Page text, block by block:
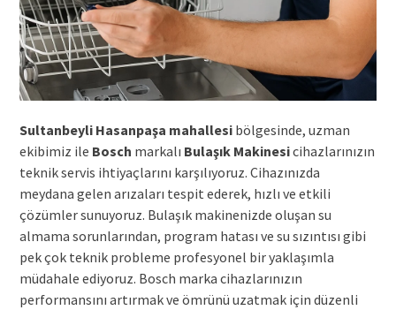
Sultanbeyli Hasanpaşa mahallesibölgesinde, uzman
ekibimiz ile Bosch markalı Bulaşık Makinesicihazlarınızın
teknik servis ihtiyaçlarını karşılıyoruz. Cihazınızda
meydana gelen arızaları tespit ederek, hızlı ve etkili
çözümler sunuyoruz. Bulaşık makinenizde oluşan su
almama sorunlarından, program hatası ve su sızıntısı gibi
pek çok teknik probleme profesyonel bir yaklaşımla
müdahale ediyoruz. Bosch marka cihazlarınızın
performansını artırmak ve ömrünü uzatmak için düzenli